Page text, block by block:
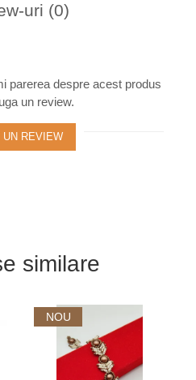
uri (0)
parerea despre acest produs
un review.
UN REVIEW
similare
NOU